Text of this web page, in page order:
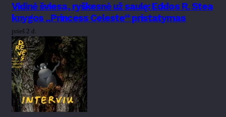
Vidinė šviesa, ryškesnė už saulę: Eddos R. Stea
knygos „Princess Celeste“ pristatymas
prieš 2 d.